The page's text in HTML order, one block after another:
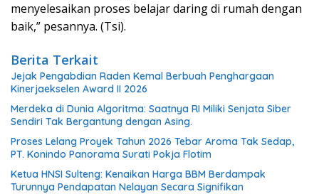
menyelesaikan proses belajar daring di rumah dengan
baik,” pesannya. (Tsi).
Berita Terkait
Jejak Pengabdian Raden Kemal Berbuah Penghargaan
Kinerjaekselen Award II 2026
Merdeka di Dunia Algoritma: Saatnya RI Miliki Senjata Siber
Sendiri Tak Bergantung dengan Asing.
Proses Lelang Proyek Tahun 2026 Tebar Aroma Tak Sedap,
PT. Konindo Panorama Surati Pokja Flotim
Ketua HNSI Sulteng: Kenaikan Harga BBM Berdampak
Turunnya Pendapatan Nelayan Secara Signifikan